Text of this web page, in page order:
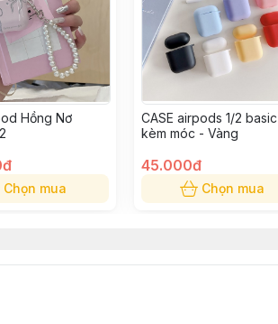
địa chỉ shop sẽ báo lại khi nhận
Hồng Nơ
Chọn mua
CASE airpods 1/2
kèm móc - Vàng
45.000đ
Chọn mua